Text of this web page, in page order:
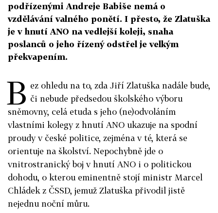
podřízenými Andreje Babiše nemá o
vzdělávání valného ponětí. I přesto, že Zlatuška
je v hnutí ANO na vedlejší koleji, snaha
poslanců o jeho řízený odstřel je velkým
překvapením.
B ez ohledu na to, zda Jiří Zlatuška nadále bude,
či nebude předsedou školského výboru
sněmovny, celá etuda s jeho (ne)odvoláním
vlastními kolegy z hnutí ANO ukazuje na spodní
proudy v české politice, zejména v té, která se
orientuje na školství. Nepochybně jde o
vnitrostranický boj v hnutí ANO i o politickou
dohodu, o kterou eminentně stojí ministr Marcel
Chládek z ČSSD, jemuž Zlatuška přivodil jistě
nejednu noční můru.